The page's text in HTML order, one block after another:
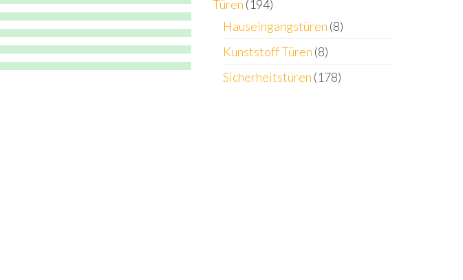
Türen (194)
Hauseingangstüren (8)
Kunststoff Türen (8)
Sicherheitstüren (178)